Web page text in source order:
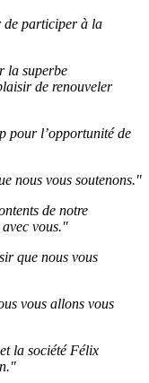
de participer à la
la superbe
de renouveler
pour l’opportunité de
nous vous soutenons."
de notre
vous."
que nous vous
vous allons vous
la société Félix